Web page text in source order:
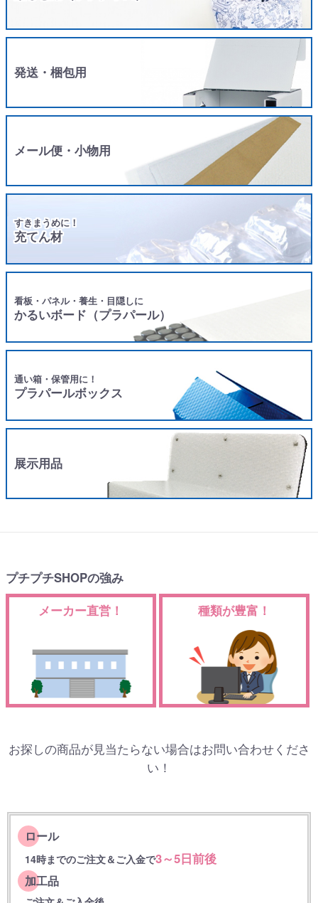
発送・梱包用
メール便・小物用
すきまうめに！
充てん材
看板・パネル・養生・目隠しに
かるいボード（プラパール）
通い箱・保管用に！
プラパールボックス
展示用品
プチプチSHOPの強み
メーカー直営！
種類が豊富！
お探しの商品が見当たらない場合はお問い合わせくださ
い！
ロール
14時までのご注文＆ご入金で3～5日前後
加工品